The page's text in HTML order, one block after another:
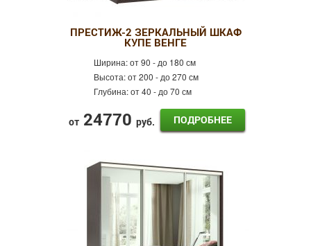
ПРЕСТИЖ-2 ЗЕРКАЛЬНЫЙ ШКАФ
КУПЕ ВЕНГЕ
Ширина:от 90 - до 180 см
Высота:от 200 - до 270 см
Глубина:от 40 - до 70 см
от 24770 руб. ПОДРОБНЕЕ